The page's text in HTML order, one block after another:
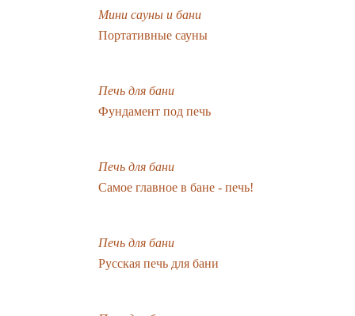
Мини сауны и бани
Портативные сауны
Печь для бани
Фундамент под печь
Печь для бани
Самое главное в бане - печь!
Печь для бани
Русская печь для бани